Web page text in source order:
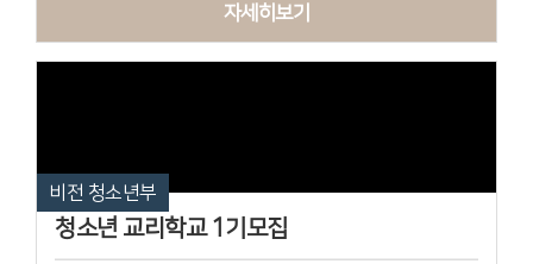
자세히보기
비전 청소년부
청소년 교리학교 1기모집